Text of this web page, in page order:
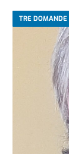
TRE DOMANDE